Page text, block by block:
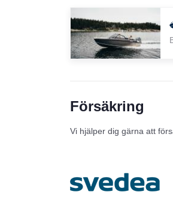
Försäkring
Vi hjälper dig gärna att